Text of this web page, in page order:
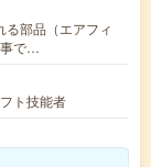
る部品（エアフィ
事で…
ト技能者